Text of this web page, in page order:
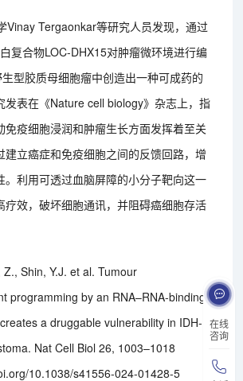
在线
咨询
Vinay Tergaonkar等研究人员发现，通过
复合物LOC-DHX15对肿瘤微环境进行编
型胶质母细胞瘤中创造出一种可成药的
发表在《Nature cell biology》杂志上，指
免疫细胞浸润和肿瘤生长方面发挥着至关
建立癌症和免疫细胞之间的反馈回路，增
。利用可透过血脑屏障的小分子靶向这一
疗效，破坏细胞通讯，并阻碍癌细胞存活
Shin, Y.J. et al. Tumour
programming by an RNA–RNA-binding
a druggable vulnerability in IDH-
Nat Cell Biol 26, 1003–1018
10.1038/s41556-024-01428-5